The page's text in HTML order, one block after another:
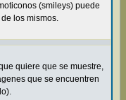
(smileys) puede
los mismos.
quiere que se muestre,
que se encuentren